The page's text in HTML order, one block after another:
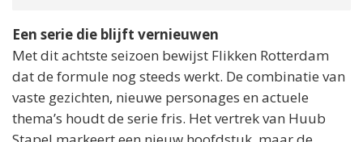
Een serie die blijft vernieuwen
Met dit achtste seizoen bewijst Flikken Rotterdam
dat de formule nog steeds werkt. De combinatie van
vaste gezichten, nieuwe personages en actuele
thema’s houdt de serie fris. Het vertrek van Huub